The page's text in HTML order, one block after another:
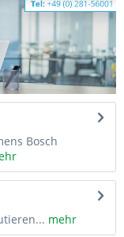
Bosch
mehr